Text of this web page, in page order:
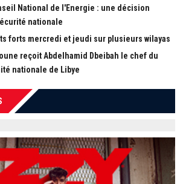
National de l'Energie : une décision
nationale
forts mercredi et jeudi sur plusieurs wilayas
reçoit Abdelhamid Dbeibah le chef du
nationale de Libye